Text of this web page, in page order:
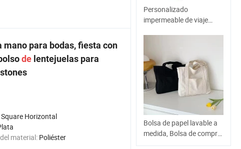
mano para bodas, fiesta con
de lentejuelas para
Square Horizontal
material: Poliéster
Personalizado
impermeable de viaje
Bolsa de maquillaje PU
Reilet de cuero Bolsas
cosméticos Bolsa de aseo
Para hombres
Bolsa de papel lavable a
medida, Bolsa de compra
de Tote, bolsa de mango